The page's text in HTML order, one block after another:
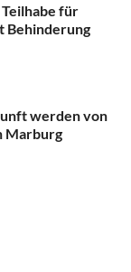
für
Behinderung
werden von
Marburg